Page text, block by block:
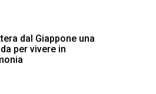
dal Giappone una
per vivere in